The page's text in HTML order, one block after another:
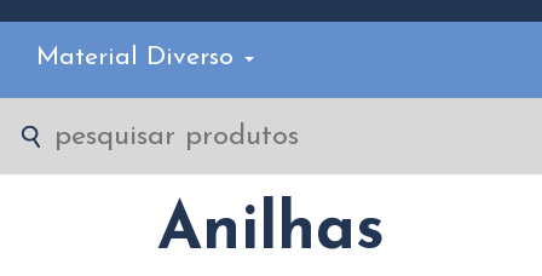
Material Diverso
Anilhas